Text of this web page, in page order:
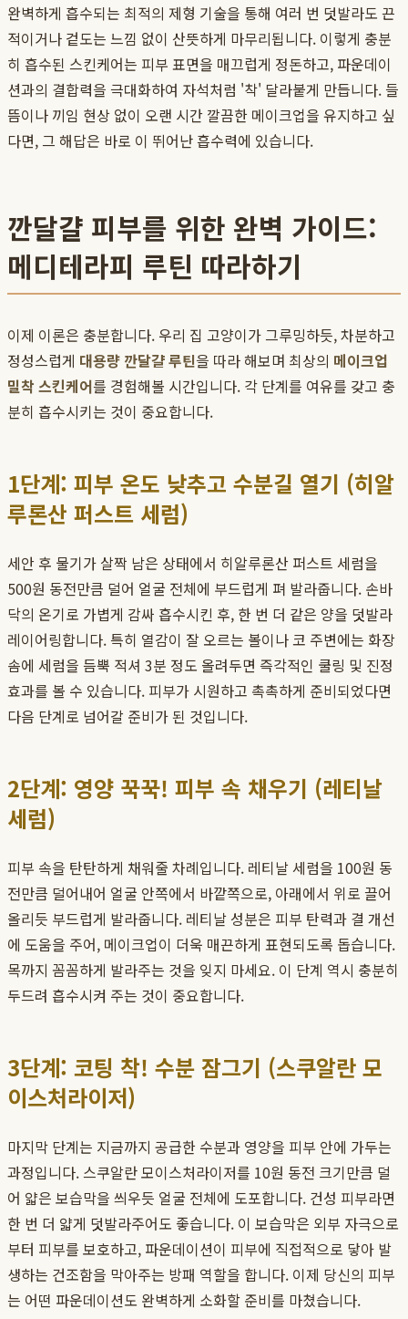
완벽하게 흡수되는 최적의 제형 기술을 통해 여러 번 덧발라도 끈
적이거나 겉도는 느낌 없이 산뜻하게 마무리됩니다. 이렇게 충분
히 흡수된 스킨케어는 피부 표면을 매끄럽게 정돈하고, 파운데이
션과의 결합력을 극대화하여 자석처럼 '착' 달라붙게 만듭니다. 들
뜸이나 끼임 현상 없이 오랜 시간 깔끔한 메이크업을 유지하고 싶
다면, 그 해답은 바로 이 뛰어난 흡수력에 있습니다.
깐달걀 피부를 위한 완벽 가이드:
메디테라피 루틴 따라하기
이제 이론은 충분합니다. 우리 집 고양이가 그루밍하듯, 차분하고
정성스럽게 대용량 깐달걀 루틴을 따라 해보며 최상의 메이크업
밀착 스킨케어를 경험해볼 시간입니다. 각 단계를 여유를 갖고 충
분히 흡수시키는 것이 중요합니다.
1단계: 피부 온도 낮추고 수분길 열기 (히알
루론산 퍼스트 세럼)
세안 후 물기가 살짝 남은 상태에서 히알루론산 퍼스트 세럼을
500원 동전만큼 덜어 얼굴 전체에 부드럽게 펴 발라줍니다. 손바
닥의 온기로 가볍게 감싸 흡수시킨 후, 한 번 더 같은 양을 덧발라
레이어링합니다. 특히 열감이 잘 오르는 볼이나 코 주변에는 화장
솜에 세럼을 듬뿍 적셔 3분 정도 올려두면 즉각적인 쿨링 및 진정
효과를 볼 수 있습니다. 피부가 시원하고 촉촉하게 준비되었다면
다음 단계로 넘어갈 준비가 된 것입니다.
2단계: 영양 꾹꾹! 피부 속 채우기 (레티날
세럼)
피부 속을 탄탄하게 채워줄 차례입니다. 레티날 세럼을 100원 동
전만큼 덜어내어 얼굴 안쪽에서 바깥쪽으로, 아래에서 위로 끌어
올리듯 부드럽게 발라줍니다. 레티날 성분은 피부 탄력과 결 개선
에 도움을 주어, 메이크업이 더욱 매끈하게 표현되도록 돕습니다.
목까지 꼼꼼하게 발라주는 것을 잊지 마세요. 이 단계 역시 충분히
두드려 흡수시켜 주는 것이 중요합니다.
3단계: 코팅 착! 수분 잠그기 (스쿠알란 모
이스처라이저)
마지막 단계는 지금까지 공급한 수분과 영양을 피부 안에 가두는
과정입니다. 스쿠알란 모이스처라이저를 10원 동전 크기만큼 덜
어 얇은 보습막을 씌우듯 얼굴 전체에 도포합니다. 건성 피부라면
한 번 더 얇게 덧발라주어도 좋습니다. 이 보습막은 외부 자극으로
부터 피부를 보호하고, 파운데이션이 피부에 직접적으로 닿아 발
생하는 건조함을 막아주는 방패 역할을 합니다. 이제 당신의 피부
는 어떤 파운데이션도 완벽하게 소화할 준비를 마쳤습니다.